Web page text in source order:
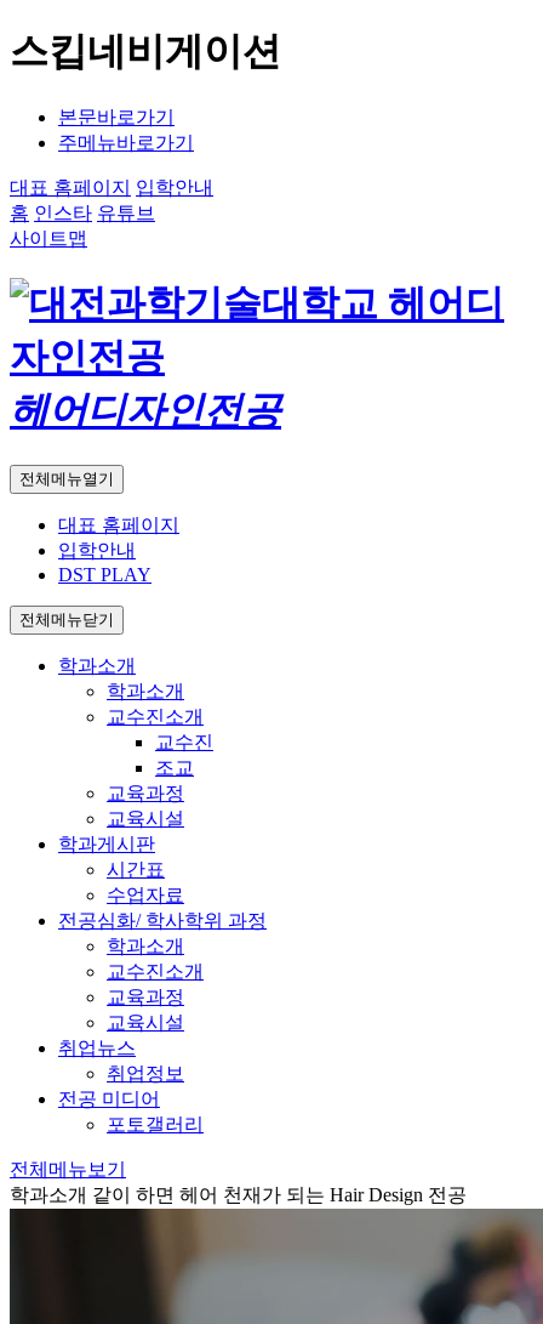
스킵네비게이션
본문바로가기
주메뉴바로가기
대표 홈페이지
입학안내
홈 인스타 유튜브
사이트맵
헤어디자인전공
전체메뉴열기
대표 홈페이지
입학안내
DST PLAY
전체메뉴닫기
학과소개
학과소개
교수진소개
교수진
조교
교육과정
교육시설
학과게시판
시간표
수업자료
전공심화/ 학사학위 과정
학과소개
교수진소개
교육과정
교육시설
취업뉴스
취업정보
전공 미디어
포토갤러리
전체메뉴보기
학과소개 같이 하면 헤어 천재가 되는 Hair Design 전공